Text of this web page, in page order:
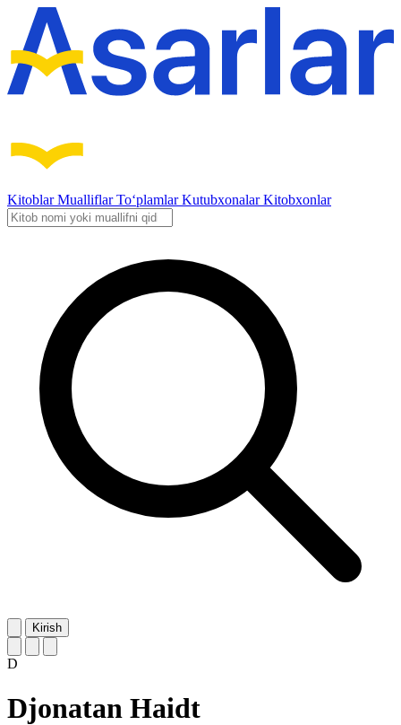
KitoblarMualliflarTo‘plamlarKutubxonalarKitobxonlar
Kirish
D
Djonatan Haidt